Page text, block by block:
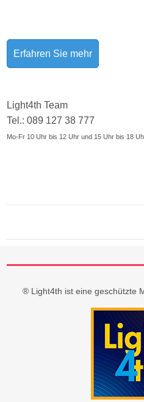
Erfahren Sie mehr
Light4th Team
Tel.: 089 127 38 777
Mo-Fr 10 Uhr bis 12 Uhr und 15 Uhr bis 18
® Light4th ist eine geschützte